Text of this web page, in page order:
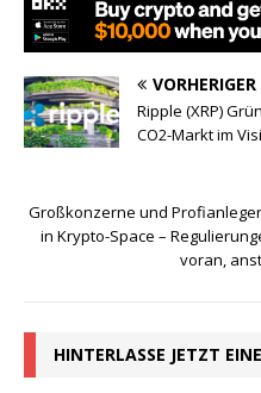
VORHERIGER
Ripple (XRP)
CO2-Markt im
Großkonzerne und
in Krypto-Space –
voran,
HINTERLASSE JETZT